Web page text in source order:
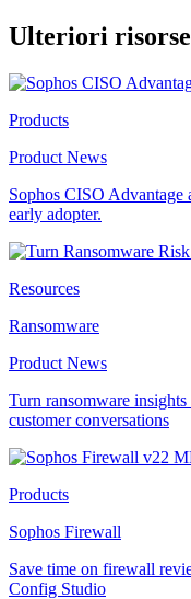
Ulteriori risorse
Products
Product News
Sophos CISO Advantage
early adopter.
Resources
Ransomware
Product News
Turn ransomware
customer conversations
Products
Sophos Firewall
Save time on firewall
Config Studio